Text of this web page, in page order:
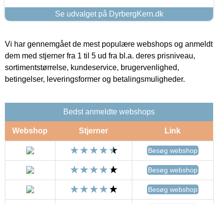
Se udvalget på DyrbergKern.dk
Vi har gennemgået de mest populære webshops og anmeldt
dem med stjerner fra 1 til 5 ud fra bl.a. deres prisniveau,
sortimentstørrelse, kundeservice, brugervenlighed,
betingelser, leveringsformer og betalingsmuligheder.
Bedst anmeldte webshops
Webshop Stjerner Link
Besøg webshop
Besøg webshop
Besøg webshop